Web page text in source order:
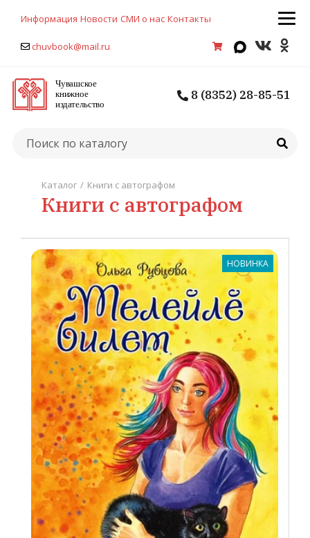
Информация Новости СМИ о нас Контакты
chuvbook@mail.ru
8 (8352) 28-85-51
Каталог / Книги с автографом
Книги с автографом
НОВИНКА